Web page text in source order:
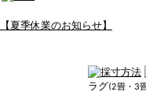
【夏季休業のお知らせ】
ラグ(2畳・3